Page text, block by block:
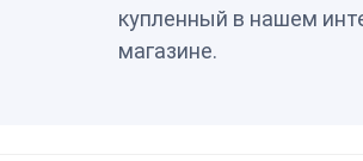
купленный в нашем
магазине.